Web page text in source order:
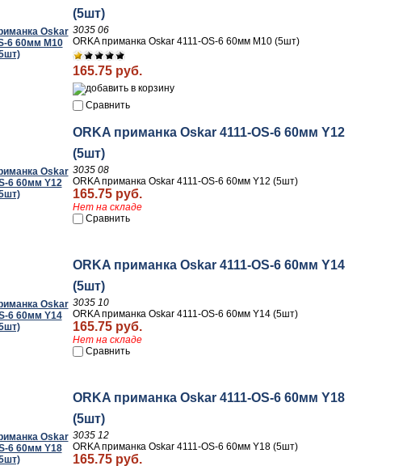
(5шт)
3035 06
ORKA приманка Oskar 4111-OS-6 60мм M10 (5шт)
165.75 руб.
Сравнить
ORKA приманка Oskar 4111-OS-6 60мм Y12
(5шт)
3035 08
ORKA приманка Oskar 4111-OS-6 60мм Y12 (5шт)
165.75 руб.
Нет на складе
Сравнить
ORKA приманка Oskar 4111-OS-6 60мм Y14
(5шт)
3035 10
ORKA приманка Oskar 4111-OS-6 60мм Y14 (5шт)
165.75 руб.
Нет на складе
Сравнить
ORKA приманка Oskar 4111-OS-6 60мм Y18
(5шт)
3035 12
ORKA приманка Oskar 4111-OS-6 60мм Y18 (5шт)
165.75 руб.